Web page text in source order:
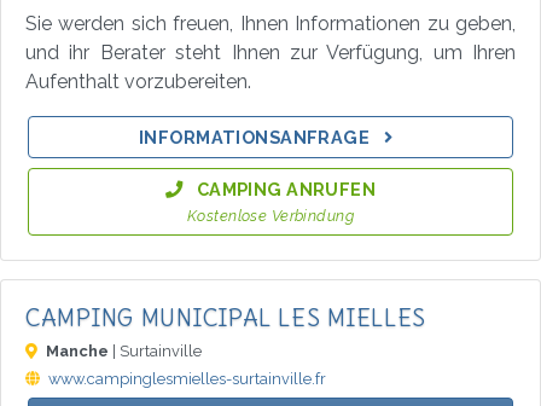
Sie werden sich freuen, Ihnen Informationen zu geben,
und ihr Berater steht Ihnen zur Verfügung, um Ihren
Aufenthalt vorzubereiten.
INFORMATIONSANFRAGE
CAMPING ANRUFEN
Kostenlose Verbindung
CAMPING MUNICIPAL LES MIELLES
Manche | Surtainville
www.campinglesmielles-surtainville.fr